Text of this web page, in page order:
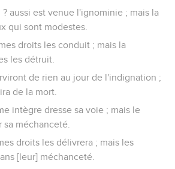
aussi est venue l'ignominie ; mais la
qui sont modestes.
droits les conduit ; mais la
les détruit.
de rien au jour de l'indignation ;
de la mort.
intègre dresse sa voie ; mais le
méchanceté.
droits les délivrera ; mais les
[leur] méchanceté.